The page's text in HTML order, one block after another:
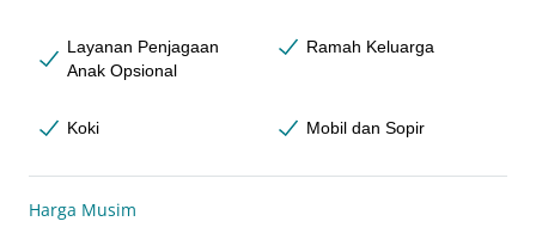
Layanan Penjagaan
Anak Opsional
Ramah Keluarga
Koki Mobil dan Sopir
Harga Musim